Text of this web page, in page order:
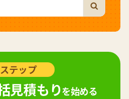
テップ
見積もりを始める